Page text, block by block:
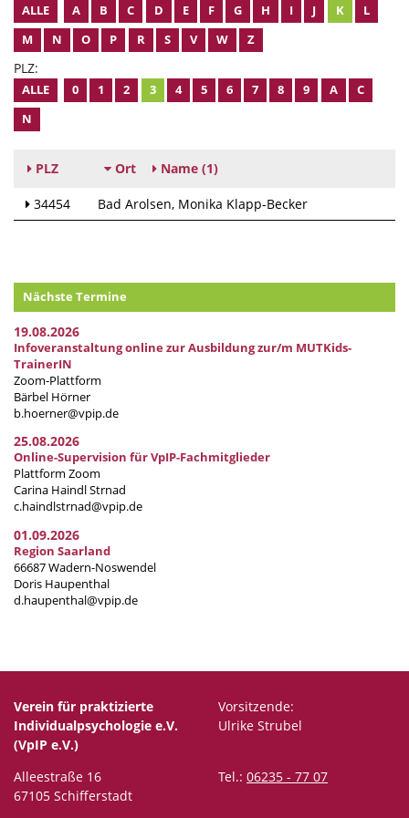
ALLE A B C D E F G H I J K
L
M
N O P R S V W Z
PLZ:
ALLE 0 1 2 3 4 5 6 7 8 9 A
C
N
PLZ Ort Name (1)
34454 Bad Arolsen Monika Klapp-Becker
Nächste Termine
19.08.2026
Infoveranstaltung online zur Ausbildung zur/m MUTKids-
TrainerIN
Zoom-Plattform
Bärbel Hörner
b.hoerner@vpip.de
25.08.2026
Online-Supervision für VpIP-Fachmitglieder
Plattform Zoom
Carina Haindl Strnad
c.haindlstrnad@vpip.de
01.09.2026
Region Saarland
66687 Wadern-Noswendel
Doris Haupenthal
d.haupenthal@vpip.de
Verein für praktizierte
Individualpsychologie e.V.
(VpIP e.V.)
Vorsitzende:
Ulrike Strubel
Alleestraße 16
67105 Schifferstadt
Tel.: 06235 - 77 07